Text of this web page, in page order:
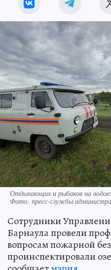
Отдыхающих и рыбаков на
Фото: пресс-службы
Сотрудники
Барнаула провели
вопросам пожарной
проинспектировали